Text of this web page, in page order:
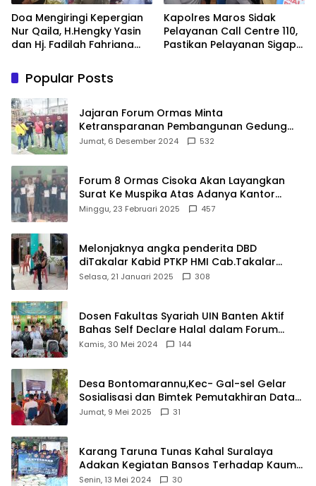
Doa Mengiringi Kepergian
Nur Qaila, H.Hengky Yasin
dan Hj. Fadilah Fahriana
Keluarga
Kapolres Maros Sidak
Pelayanan Call Centre 110,
Pastikan Pelayanan Sigap
Popular Posts
Jajaran Forum Ormas Minta
Ketransparanan Pembangunan Gedung
Damkar Di Kecamatan Cisoka
Jumat, 6 Desember 2024 532
Forum 8 Ormas Cisoka Akan Layangkan
Surat Ke Muspika Atas Adanya Kantor
Matel di Cisoka
Minggu, 23 Februari 2025 457
Melonjaknya angka penderita DBD
diTakalar Kabid PTKP HMI Cab.Takalar
angkat bicara
Selasa, 21 Januari 2025 308
Dosen Fakultas Syariah UIN Banten Aktif
Bahas Self Declare Halal dalam Forum
Ijtima Ulama MUI
Kamis, 30 Mei 2024 144
Desa Bontomarannu,Kec- Gal-sel Gelar
Sosialisasi dan Bimtek Pemutakhiran Data
ID
Jumat, 9 Mei 2025 31
Karang Taruna Tunas Kahal Suralaya
Adakan Kegiatan Bansos Terhadap Kaum
Dhuafa dan Anak Yatim-Piatu
Senin, 13 Mei 2024 30